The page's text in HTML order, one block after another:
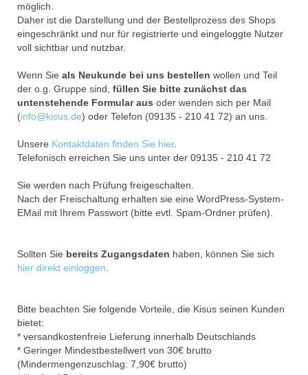
möglich.
Daher ist die Darstellung und der Bestellprozess des Shops
eingeschränkt und nur für registrierte und eingeloggte Nutzer
voll sichtbar und nutzbar.
Wenn Sie als Neukunde bei uns bestellen wollen und Teil
der o.g. Gruppe sind, füllen Sie bitte zunächst das
untenstehende Formular aus oder wenden sich per Mail
(info@kisus.de) oder Telefon (09135 - 210 41 72) an uns.
Unsere Kontaktdaten finden Sie hier.
Telefonisch erreichen Sie uns unter der 09135 - 210 41 72
Sie werden nach Prüfung freigeschalten.
Nach der Freischaltung erhalten sie eine WordPress-System-
EMail mit Ihrem Passwort (bitte evtl. Spam-Ordner prüfen).
Sollten Sie bereits Zugangsdaten haben, können Sie sich
hier direkt einloggen.
Bitte beachten Sie folgende Vorteile, die Kisus seinen Kunden
bietet:
* versandkostenfreie Lieferung innerhalb Deutschlands
* Geringer Mindestbestellwert von 30€ brutto
(Mindermengenzuschlag: 7,90€ brutto)